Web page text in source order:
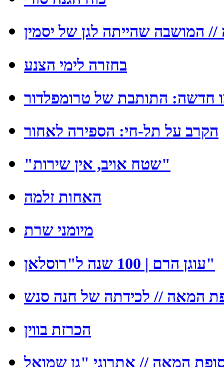
המושבה שהייתה לגן של יסמין
בחזרה לימי הצנע
חדשה: התותבת של טרומפלדור
הקרב על תל-חי: הספירה לאחור
"שטח אויב, אין שירות"
האחות זלמה
מיומני שרת
עוגן הרם | 100 שנה ל"רוסלאן"
המאה // לכידתה של חנה סנש
הכרזת בווין